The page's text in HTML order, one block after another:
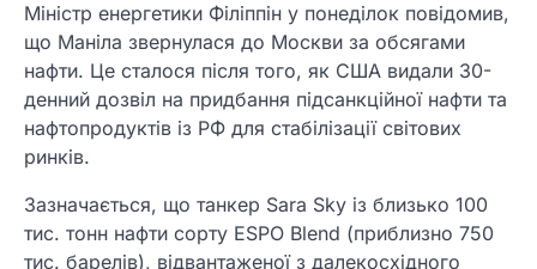
Міністр енергетики Філіппін у понеділок повідомив,
що Маніла звернулася до Москви за обсягами
нафти. Це сталося після того, як США видали 30-
денний дозвіл на придбання підсанкційної нафти та
нафтопродуктів із РФ для стабілізації світових
ринків.
Зазначається, що танкер Sara Sky із близько 100
тис. тонн нафти сорту ESPO Blend (приблизно 750
тис. барелів), відвантаженої з далекосхідного